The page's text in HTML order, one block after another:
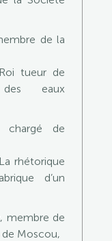
de la
tueur de
eaux
chargé de
rhétorique
d’un
, membre de
de Moscou,